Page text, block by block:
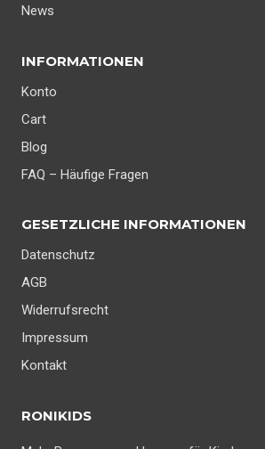
News
INFORMATIONEN
Konto
Cart
Blog
FAQ – Häufige Fragen
GESETZLICHE INFORMATIONEN
Datenschutz
AGB
Widerrufsrecht
Impressum
Kontakt
RONIKIDS